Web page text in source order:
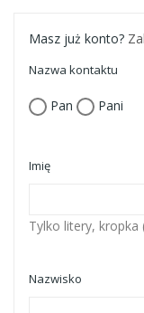
Masz już konto?
Nazwa kontaktu
Pan Pani
Imię
Tylko litery, kropka
Nazwisko